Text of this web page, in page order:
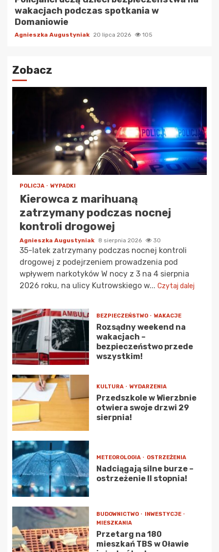
wakacjach podczas spotkania w
Domaniowie
Agnieszka Augustyniak 20 lipca 2026 105
Zobacz
POLICJA WYPADKI
Kierowca z marihuaną
zatrzymany podczas nocnej
kontroli drogowej
Agnieszka Augustyniak 8 sierpnia 2026 30
35-latek zatrzymany podczas nocnej kontroli
drogowej z podejrzeniem prowadzenia pod
wpływem narkotyków W nocy z 3 na 4 sierpnia
2026 roku, na ulicy Kutrowskiego w... Czytaj dalej
BEZPIECZEŃSTWO WAKACJE
Rozsądny weekend na
wakacjach –
bezpieczeństwo przede
wszystkim!
KULTURA WYDARZENIA
Przedszkole w Wierzbnie
otwiera swoje drzwi 29
sierpnia!
METEOROLOGIA OSTRZEŻENIA
Nadciągają silne burze –
ostrzeżenie II stopnia!
BUDOWNICTWO
INWESTYCJE
MIESZKANIA
Przetarg na 180
mieszkań TBS w Oławie